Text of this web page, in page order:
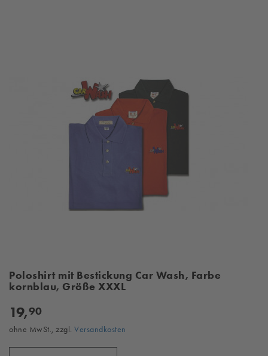
Poloshirt mit Bestickung Car Wash, Farbe
kornblau, Größe XXXL
19,90
ohne MwSt., zzgl. Versandkosten